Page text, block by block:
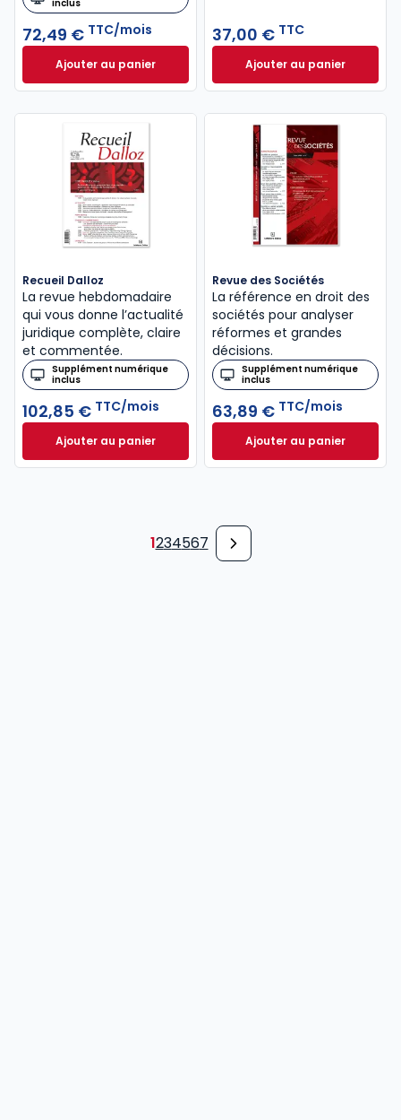
inclus
72,49 € TTC/mois
Ajouter au panierRevue de Jurisprudence Droit des Affaires à 72,49
37,00 € TTC
Ajouter au panier
Code de
Recueil Dalloz
La revue hebdomadaire
qui vous donne l’actualité
juridique complète, claire
et commentée.
Supplément numérique
inclus
102,85 € TTC/mois
Ajouter au panierRecueil Dalloz à 102,85 €TTC/mois
Revue des Sociétés
La référence en droit des
sociétés pour analyser
réformes et grandes
décisions.
Supplément numérique
inclus
63,89 € TTC/mois
Ajouter au panier
Revue des
1234567